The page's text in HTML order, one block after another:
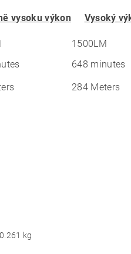
vysoku výkon Vysoký
1500LM
648 minutes
284 Meters
0.261 kg